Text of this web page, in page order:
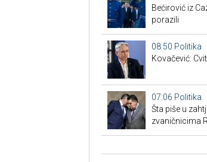
Bećirović iz
porazili
08:50 Politika
Kovačević:
07:06 Politika
Šta piše u
zvaničnicima